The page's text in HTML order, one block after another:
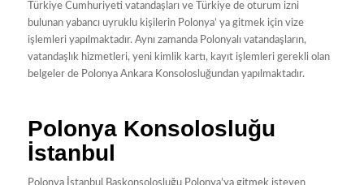
Türkiye Cumhuriyeti vatandaşları ve Türkiye de oturum izni
bulunan yabancı uyruklu kişilerin Polonya’ ya gitmek için vize
işlemleri yapılmaktadır. Aynı zamanda Polonyalı vatandaşların,
vatandaşlık hizmetleri, yeni kimlik kartı, kayıt işlemleri gerekli olan
belgeler de Polonya Ankara Konsolosluğundan yapılmaktadır.
Polonya Konsolosluğu
İstanbul